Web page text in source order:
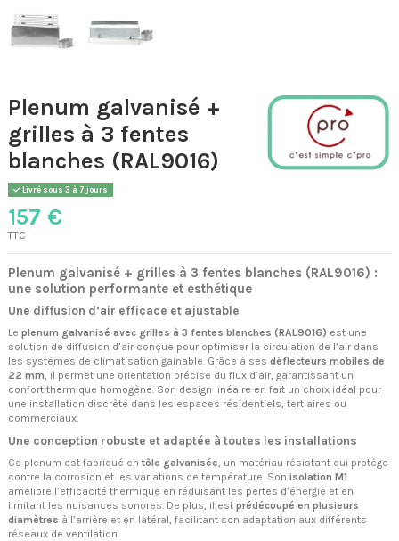
Plenum galvanisé +
grilles à 3 fentes
blanches (RAL9016)
Livré sous 3 à 7 jours
157 €
TTC
Plenum galvanisé + grilles à 3 fentes blanches (RAL9016) :
une solution performante et esthétique
Une diffusion d’air efficace et ajustable
Le plenum galvanisé avec grilles à 3 fentes blanches (RAL9016) est une
solution de diffusion d’air conçue pour optimiser la circulation de l’air dans
les systèmes de climatisation gainable. Grâce à ses déflecteurs mobiles de
22 mm, il permet une orientation précise du flux d’air, garantissant un
confort thermique homogène. Son design linéaire en fait un choix idéal pour
une installation discrète dans les espaces résidentiels, tertiaires ou
commerciaux.
Une conception robuste et adaptée à toutes les installations
Ce plenum est fabriqué en tôle galvanisée , un matériau résistant qui protège
contre la corrosion et les variations de température. Son isolation M1
améliore l’efficacité thermique en réduisant les pertes d’énergie et en
limitant les nuisances sonores. De plus, il est prédécoupé en plusieurs
diamètres à l’arrière et en latéral, facilitant son adaptation aux différents
réseaux de ventilation.